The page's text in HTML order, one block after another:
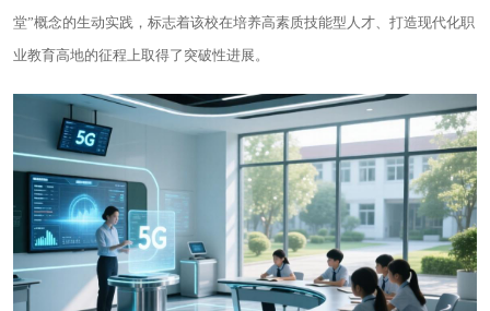
堂”概念的生动实践，标志着该校在培养高素质技能型人才、打造现代化职
业教育高地的征程上取得了突破性进展。